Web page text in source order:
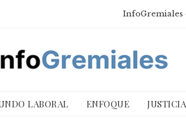
InfoGremiales
LABORAL ENFOQUE